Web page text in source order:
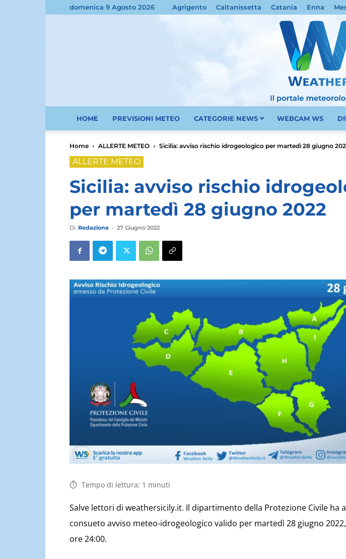
domenica 9 Agosto 2026 Agrigento Caltanissetta Catania Enna
HOME PREVISIONI METEO CATEGORIE NEWS WEBCAM WS
Home ALLERTE METEO Sicilia: avviso rischio idrogeologico per martedì 28 giugno
ALLERTE METEO
Sicilia: avviso rischio
per martedì 28 giugno 2022
Di Redazione - 27 Giugno 2022
Tempo di lettura: 1 minuti
Salve lettori di weathersicily.it. Il dipartimento della Protezione Civile ha
consueto avviso meteo-idrogeologico valido per martedì 28 giugno
ore 24:00.